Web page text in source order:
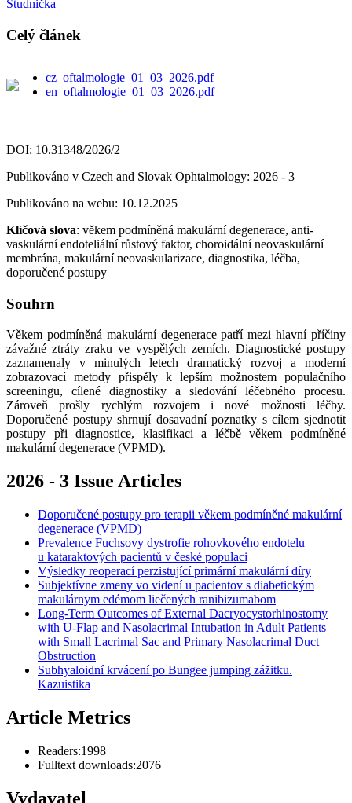
Studnička
Celý článek
cz_oftalmologie_01_03_2026.pdf
en_oftalmologie_01_03_2026.pdf
DOI: 10.31348/2026/2
Publikováno v Czech and Slovak Ophtalmology: 2026 - 3
Publikováno na webu: 10.12.2025
Klíčová slova: věkem podmíněná makulární degenerace, anti-
vaskulární endoteliální růstový faktor, choroidální neovaskulární
membrána, makulární neovaskularizace, diagnostika, léčba,
doporučené postupy
Souhrn
Věkem podmíněná makulární degenerace patří mezi hlavní příčiny
závažné ztráty zraku ve vyspělých zemích. Diagnostické postupy
zaznamenaly v minulých letech dramatický rozvoj a moderní
zobrazovací metody přispěly k lepším možnostem populačního
screeningu, cílené diagnostiky a sledování léčebného procesu.
Zároveň prošly rychlým rozvojem i nové možnosti léčby.
Doporučené postupy shrnují dosavadní poznatky s cílem sjednotit
postupy při diagnostice, klasifikaci a léčbě věkem podmíněné
makulární degenerace (VPMD).
2026 - 3 Issue Articles
Doporučené postupy pro terapii věkem podmíněné makulární
degenerace (VPMD)
Prevalence Fuchsovy dystrofie rohovkového endotelu
u kataraktových pacientů v české populaci
Výsledky reoperací perzistující primární makulární díry
Subjektívne zmeny vo videní u pacientov s diabetickým
makulárnym edémom liečených ranibizumabom
Long-Term Outcomes of External Dacryocysto­rhinostomy
with U-Flap and Nasolacrimal Intubation in Adult Patients
with Small Lacrimal Sac and Primary Nasolacrimal Duct
Obstruction
Subhyaloidní krvácení po Bungee jumping zážitku.
Kazuistika
Article Metrics
Readers:1998
Fulltext downloads:2076
Vydavatel